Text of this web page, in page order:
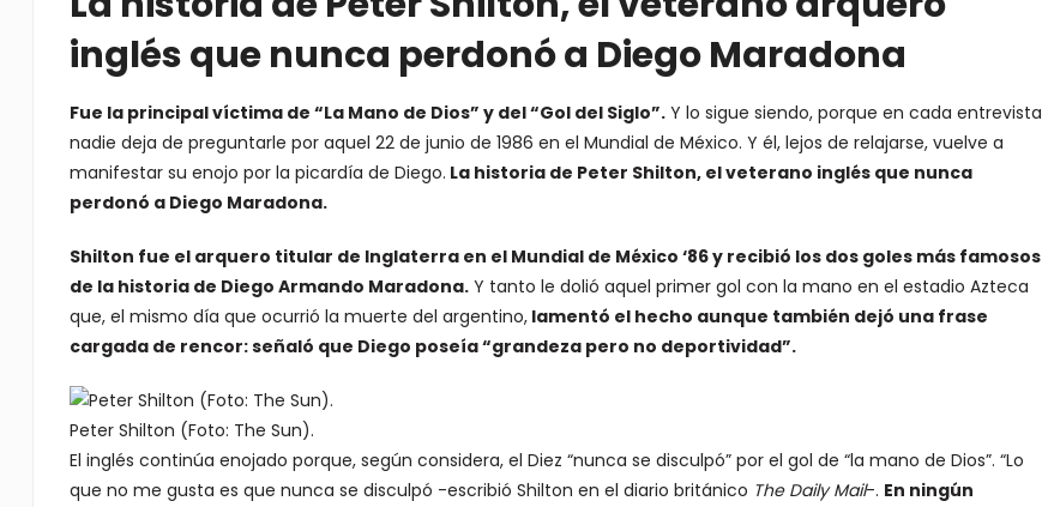
inglés que nunca perdonó a Diego Maradona
Fue la principal víctima de “La Mano de Dios” y del “Gol del Siglo”.Y lo sigue siendo, porque en cada entrevista
nadie deja de preguntarle por aquel 22 de junio de 1986 en el Mundial de México. Y él, lejos de relajarse, vuelve a
manifestar su enojo por la picardía de Diego. La historia de Peter Shilton, el veterano inglés que nunca
perdonó aDiego Maradona.
Shilton fue el arquero titular de Inglaterra en el Mundial de México ‘86 y recibió los dos goles más famosos
de la historia de Diego Armando Maradona.Y tanto le dolió aquel primer gol con la mano en el estadio Azteca
que, el mismo día que ocurrió la muerte del argentino,lamentó el hecho aunque también dejó una frase
cargada de rencor: señaló que Diego poseía “grandeza pero no deportividad”.
Peter Shilton (Foto: The Sun).
El inglés continúa enojado porque, según considera, el Diez “nunca se disculpó” por el gol de “la mano de Dios”. “Lo
que no me gusta es que nunca se disculpó -escribió Shilton en el diario británico The Daily Mail-. En ningún